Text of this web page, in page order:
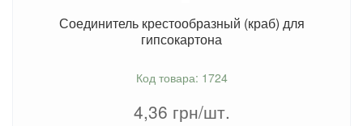
Соединитель крестообразный (краб) для
гипсокартона
Код товара: 1724
4,36 грн/шт.